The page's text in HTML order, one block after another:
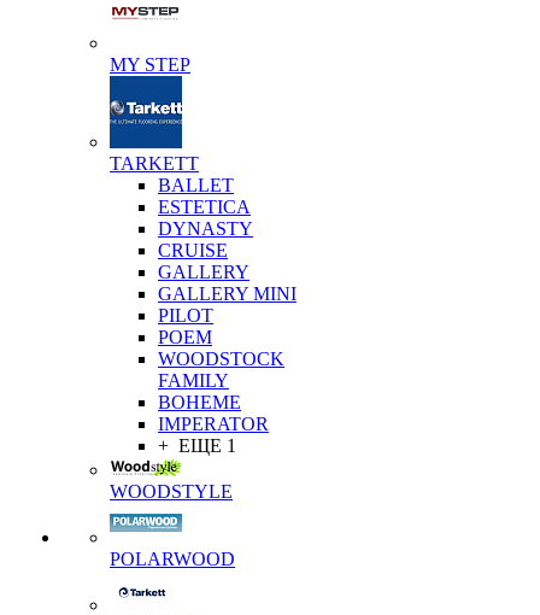
MY STEP
TARKETT
BALLET
ESTETICA
DYNASTY
CRUISE
GALLERY
GALLERY MINI
PILOT
POEM
WOODSTOCK
FAMILY
BOHEME
IMPERATOR
+ ЕЩЕ 1
WOODSTYLE
POLARWOOD